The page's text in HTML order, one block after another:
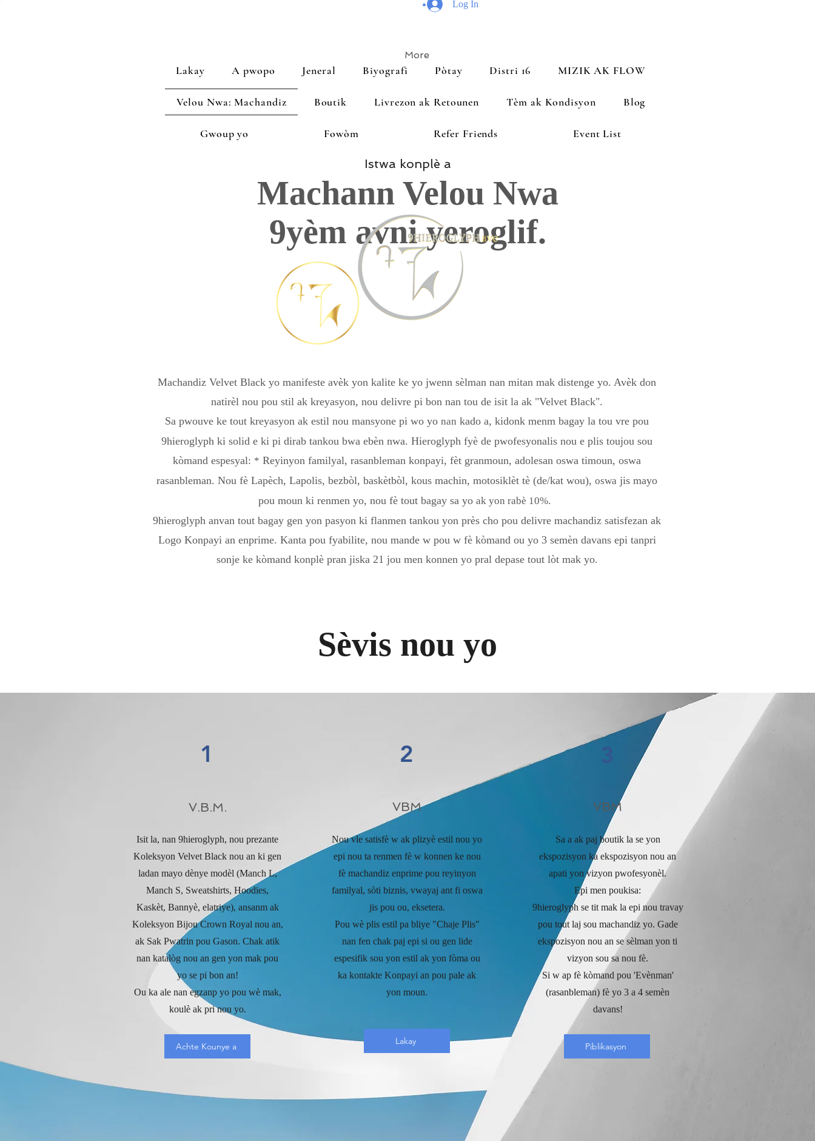
Log In
More
Lakay A pwopo Jeneral Biyografi Pòtay Distri 16 MIZIK AK FLOW
Velou Nwa: Machandiz Boutik Livrezon ak Retounen Tèm ak Kondisyon Blog
Gwoup yo Fowòm Refer Friends Event List
Istwa konplè a
Machann Velou Nwa
9yèm avni yeroglif.
Machandiz Velvet Black yo manifeste avèk yon kalite ke yo jwenn sèlman nan mitan mak distenge yo. Avèk don
natirèl nou pou stil ak kreyasyon, nou delivre pi bon nan tou de isit la ak "Velvet Black".
Sa pwouve ke tout kreyasyon ak estil nou mansyone pi wo yo nan kado a, kidonk menm bagay la tou vre pou
9hieroglyph ki solid e ki pi dirab tankou bwa ebèn nwa. Hieroglyph fyè de pwofesyonalis nou e plis toujou sou
kòmand espesyal: * Reyinyon familyal, rasanbleman konpayi, fèt granmoun, adolesan oswa timoun, oswa
rasanbleman. Nou fè Lapèch, Lapolis, bezbòl, baskètbòl, kous machin, motosiklèt tè (de/kat wou), oswa jis mayo
pou moun ki renmen yo, nou fè tout bagay sa yo ak yon rabè 10%.
9hieroglyph anvan tout bagay gen yon pasyon ki flanmen tankou yon près cho pou delivre machandiz satisfezan ak
Logo Konpayi an enprime. Kanta pou fyabilite, nou mande w pou w fè kòmand ou yo 3 semèn davans epi tanpri
sonje ke kòmand konplè pran jiska 21 jou men konnen yo pral depase tout lòt mak yo.
Sèvis nou yo
1
V.B.M.
Isit la, nan 9hieroglyph, nou prezante
Koleksyon Velvet Black nou an ki gen
ladan mayo dènye modèl (Manch L,
Manch S, Sweatshirts, Hoodies,
Kaskèt, Bannyè, elatriye), ansanm ak
Koleksyon Bijou Crown Royal nou an,
ak Sak Pwatrin pou Gason. Chak atik
nan katalòg nou an gen yon mak pou
yo se pi bon an!
Ou ka ale nan egzanp yo pou wè mak,
koulè ak pri nou yo.
Achte Kounye a
2
VBM
Nou vle satisfè w ak plizyè estil nou yo
epi nou ta renmen fè w konnen ke nou
fè machandiz enprime pou reyinyon
familyal, sòti biznis, vwayaj ant fi oswa
jis pou ou, eksetera.
Pou wè plis estil pa bliye "Chaje Plis"
nan fen chak paj epi si ou gen lide
espesifik sou yon estil ak yon fòma ou
ka kontakte Konpayi an pou pale ak
yon moun.
Lakay
3
VBM
Sa a ak paj boutik la se yon
ekspozisyon ka ekspozisyon nou an
apati yon vizyon pwofesyonèl.
Epi men poukisa:
9hieroglyph se tit mak la epi nou travay
pou tout laj sou machandiz yo. Gade
ekspozisyon nou an se sèlman yon ti
vizyon sou sa nou fè.
Si w ap fè kòmand pou 'Evènman'
(rasanbleman) fè yo 3 a 4 semèn
davans!
Piblikasyon